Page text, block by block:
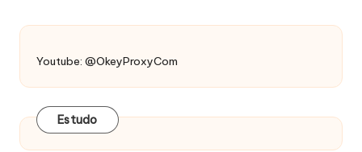
Youtube: @OkeyProxyCom
Estudo